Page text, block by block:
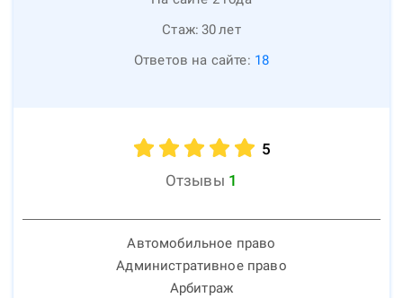
Стаж: 30лет
Ответов на сайте: 18
5
Отзывы 1
Автомобильное право
Административное право
Арбитраж